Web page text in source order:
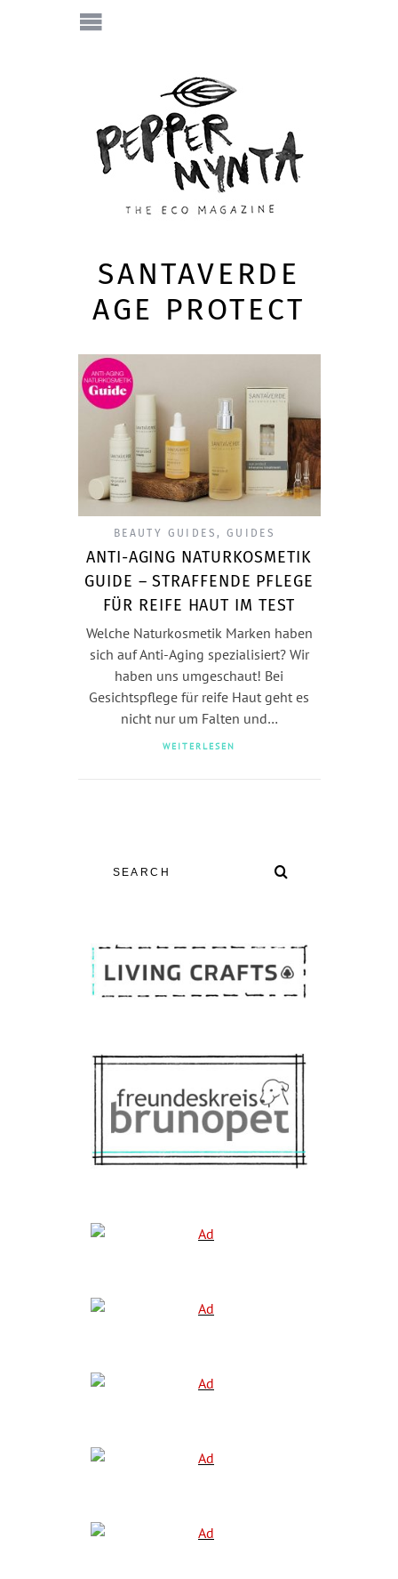
SANTAVERDE
AGE PROTECT
BEAUTY GUIDES , GUIDES
ANTI-AGING NATURKOSMETIK
GUIDE – STRAFFENDE PFLEGE
FÜR REIFE HAUT IM TEST
Welche Naturkosmetik Marken haben
sich auf Anti-Aging spezialisiert? Wir
haben uns umgeschaut! Bei
Gesichtspflege für reife Haut geht es
nicht nur um Falten und…
WEITERLESEN